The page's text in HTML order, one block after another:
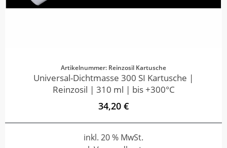
Artikelnummer: Reinzosil Kartusche
Universal-Dichtmasse 300 SI Kartusche |
Reinzosil | 310 ml | bis +300°C
34,20 €
inkl. 20 % MwSt.